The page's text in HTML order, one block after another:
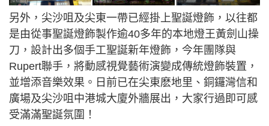
另外，尖沙咀及尖東一帶已經掛上聖誕燈飾，以往都
是由從事聖誕燈飾製作逾40多年的本地燈王黃劍山操
刀，設計出多個手工聖誕新年燈飾，今年團隊與
Rupert聯手，將動感視覺藝術演變成傳統燈飾裝置，
並增添音樂效果。日前已在尖東麽地里、銅鑼灣信和
廣場及尖沙咀中港城大廈外牆展出，大家行過即可感
受滿滿聖誕氛圍！